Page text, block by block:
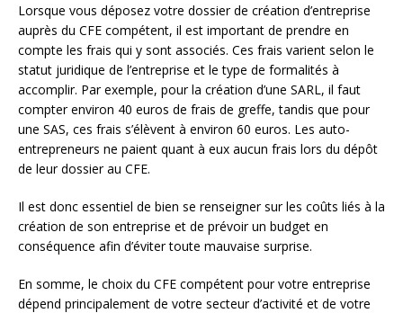
Lorsque vous déposez votre dossier de création d’entreprise
auprès du CFE compétent, il est important de prendre en
compte les frais qui y sont associés. Ces frais varient selon le
statut juridique de l’entreprise et le type de formalités à
accomplir. Par exemple, pour la création d’une SARL, il faut
compter environ 40 euros de frais de greffe, tandis que pour
une SAS, ces frais s’élèvent à environ 60 euros. Les auto-
entrepreneurs ne paient quant à eux aucun frais lors du dépôt
de leur dossier au CFE.
Il est donc essentiel de bien se renseigner sur les coûts liés à la
création de son entreprise et de prévoir un budget en
conséquence afin d’éviter toute mauvaise surprise.
En somme, le choix du CFE compétent pour votre entreprise
dépend principalement de votre secteur d’activité et de votre